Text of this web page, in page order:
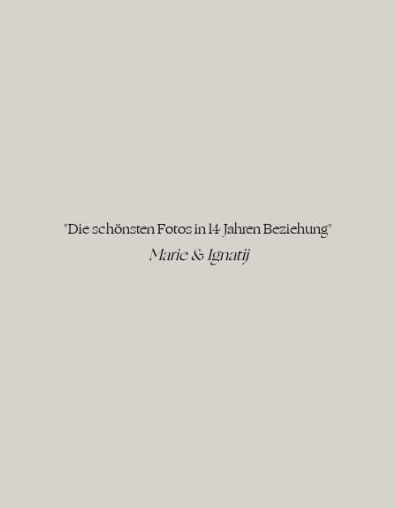
"Die schönsten Fotos in 14 Jahren Beziehung"
Marie & Ignatij